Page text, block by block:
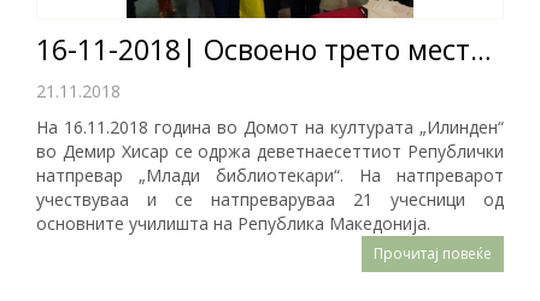
16-11-2018| Освоено трето место на Републичкиот натпревар по библиотекарство
21.11.2018
На 16.11.2018 година во Домот на културата „Илинден“
во Демир Хисар се одржа деветнаесеттиот Републички
натпревар „Млади библиотекари“. На натпреварот
учествуваа и се натпреваруваа 21 учесници од
основните училишта на Република Македонија.
Прочитај повеќе